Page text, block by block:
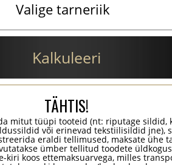
Kalkuleeri
TÄHTIS!
mitut tüüpi tooteid (nt: riputage sildid,
või erinevad tekstiilisildid jne),
eraldi tellimused, maksate ühe
ümber tellitud toodete
kiri koos ettemaksuarvega, milles